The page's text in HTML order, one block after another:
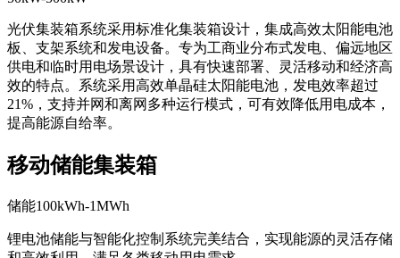
光伏集装箱系统采用标准化集装箱设计，集成高效太阳能电池
板、支架系统和发电设备。专为工商业分布式发电、偏远地区
供电和临时用电场景设计，具有快速部署、灵活移动和经济高
效的特点。系统采用高效单晶硅太阳能电池，发电效率超过
21%，支持并网和离网多种运行模式，可有效降低用电成本，
提高能源自给率。
移动储能集装箱
储能100kWh-1MWh
锂电池储能与智能化控制系统完美结合，实现能源的灵活存储